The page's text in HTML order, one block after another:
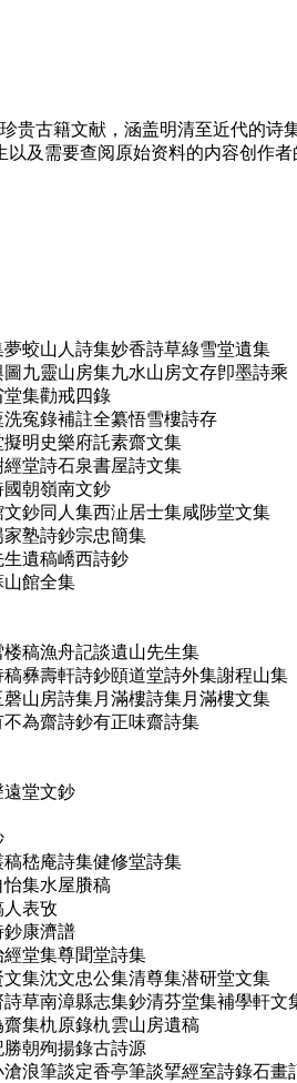
贵古籍文献，涵盖明清至近代的
及需要查阅原始资料的内容创作
蛟山人詩集妙香詩草綠雪堂遺集
九靈山房集九水山房文存卽墨詩乘
堂集勸戒四錄
寃錄補註全纂悟雪樓詩存
明史樂府託素齋文集
堂詩石泉書屋詩文集
國朝嶺南文鈔
鈔同人集西沚居士集咸陟堂文集
塾詩鈔宗忠簡集
遺稿嶠西詩鈔
山館全集
稿漁舟記談遺山先生集
彝壽軒詩鈔頤道堂詩外集謝程山集
山房詩集月滿樓詩集月滿樓文集
為齋詩鈔有正味齋詩集
遠堂文鈔
嵇庵詩集健修堂詩集
怡集水屋賸稿
表攷
鈔康濟譜
堂集尊聞堂詩集
集沈文忠公集清尊集潜研堂文集
草南漳縣志集鈔清芬堂集補學軒文
集朹原錄朹雲山房遺稿
朝殉揚錄古詩源
浪筆談定香亭筆談揅經室詩錄石畫